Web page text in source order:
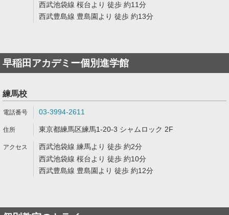
西武池袋線 桜台より 徒歩 約11分
西武豊島線 豊島園より 徒歩 約13分
早稲田アカデミー個別進学館
練馬校
03-3994-2611
東京都練馬区練馬1-20-3 シャムロック 2F
西武池袋線 練馬より 徒歩 約2分
西武池袋線 桜台より 徒歩 約10分
西武豊島線 豊島園より 徒歩 約12分